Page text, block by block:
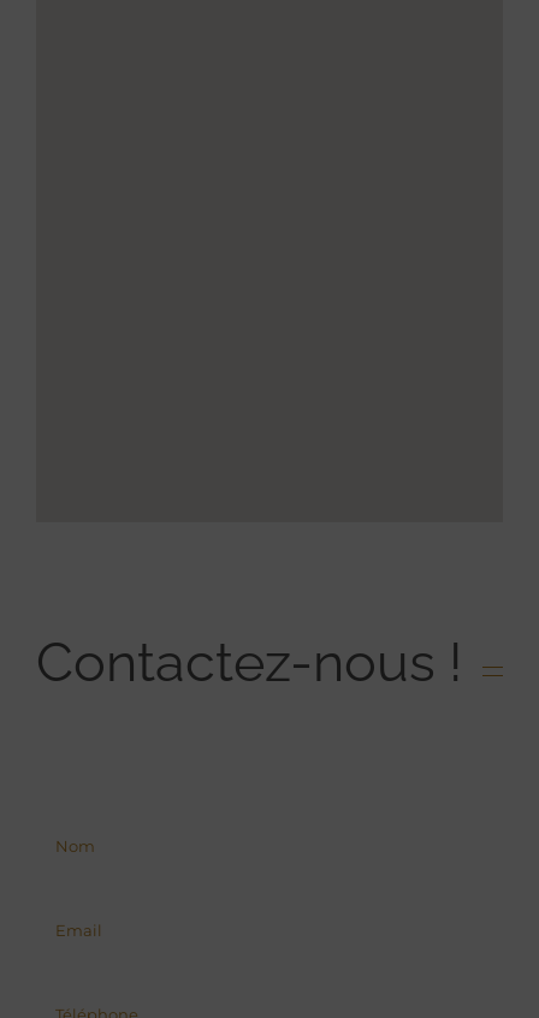
Contactez-nous !